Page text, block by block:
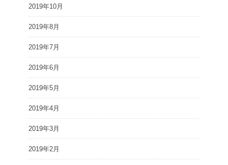
2019年10月
2019年8月
2019年7月
2019年6月
2019年5月
2019年4月
2019年3月
2019年2月